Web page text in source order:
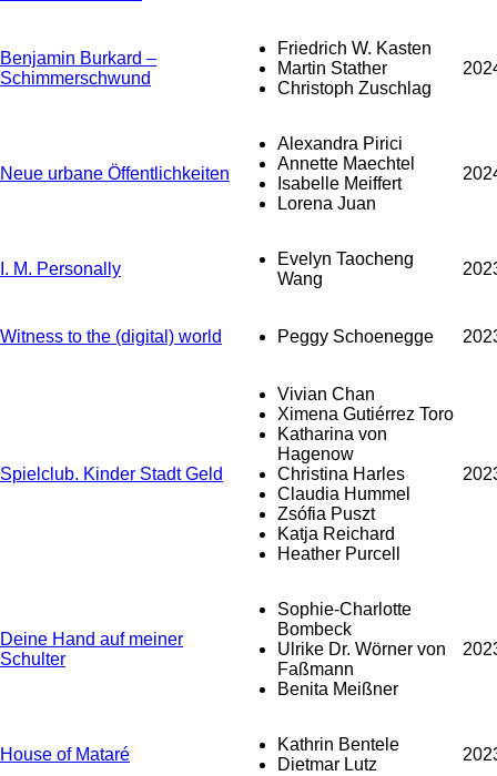
Benjamin Burkard –
Schimmerschwund
Friedrich W. Kasten
Martin Stather
Christoph Zuschlag
Neue urbane Öffentlichkeiten
Alexandra Pirici
Annette Maechtel
Isabelle Meiffert
Lorena Juan
I. M. Personally
Evelyn Taocheng
Wang
Witness to the (digital) world Peggy Schoenegge
Spielclub. Kinder Stadt Geld
Vivian Chan
Ximena Gutiérrez Toro
Katharina von
Hagenow
Christina Harles
Claudia Hummel
Zsófia Puszt
Katja Reichard
Heather Purcell
Deine Hand auf meiner
Schulter
Sophie-Charlotte
Bombeck
Ulrike Dr. Wörner von
Faßmann
Benita Meißner
House of Mataré
Kathrin Bentele
Dietmar Lutz